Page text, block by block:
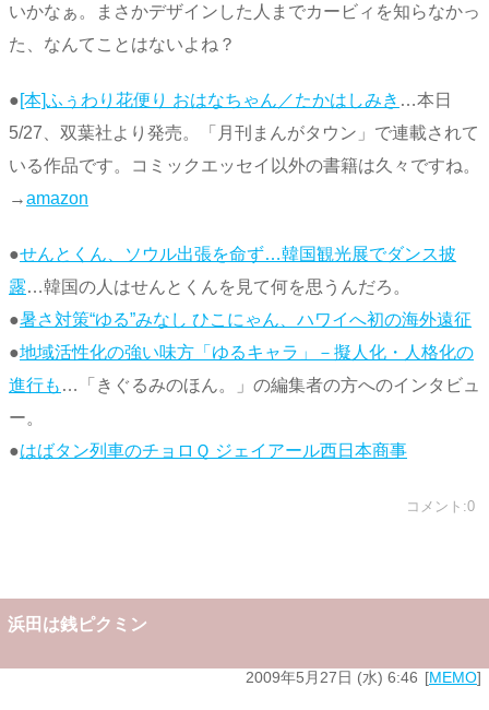
いかなぁ。まさかデザインした人までカービィを知らなかっ
た、なんてことはないよね？
●[本]ふぅわり花便り おはなちゃん／たかはしみき …本日
5/27、双葉社より発売。「月刊まんがタウン」で連載されて
いる作品です。コミックエッセイ以外の書籍は久々ですね。
→amazon
●せんとくん、ソウル出張を命ず…韓国観光展でダンス披
露…韓国の人はせんとくんを見て何を思うんだろ。
●暑さ対策“ゆる”みなし ひこにゃん、ハワイへ初の海外遠征
●地域活性化の強い味方「ゆるキャラ」－擬人化・人格化の
進行も …「きぐるみのほん。」の編集者の方へのインタビュ
ー。
●はばタン列車のチョロＱ ジェイアール西日本商事
コメント:0
浜田は銭ピクミン
2009年5月27日 (水) 6:46 MEMO